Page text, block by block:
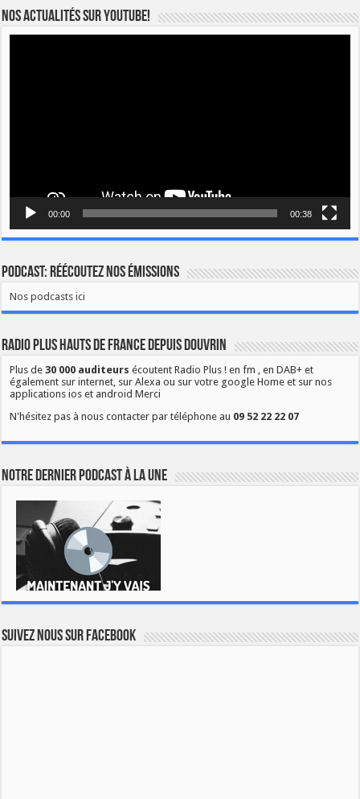
Nos actualités sur YOUTUBE!
00:00 00:38
Podcast: Réécoutez nos émissions
Nos podcasts ici
Radio Plus Hauts de France depuis Douvrin
Plus de30 000 auditeurs écoutent Radio Plus ! en fm , en DAB+ et
également sur internet, sur Alexa ou sur votre google Home et sur nos
applications ios et android Merci
N'hésitez pas à nous contacter par téléphone au 09 52 22 22 07
Notre dernier podcast à la une
Suivez nous sur Facebook